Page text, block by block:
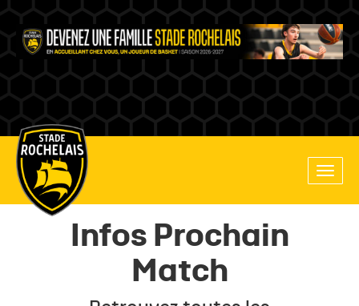
Main
site
navigation
Toggle
Infos Prochain
Match